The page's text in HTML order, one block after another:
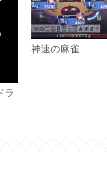
ラ
神速の麻雀